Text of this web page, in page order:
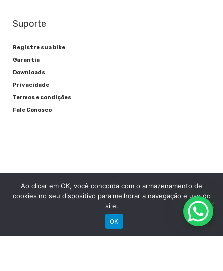
Suporte
Registre sua bike
Garantia
Downloads
Privacidade
Termos e condições
Fale Conosco
RECEBA NOSSAS NOVIDADES POR E-MAIL
Ao clicar em OK, você concorda com o armazenamento de
cookies no seu dispositivo para melhorar a navegação e uso do
site.
OK